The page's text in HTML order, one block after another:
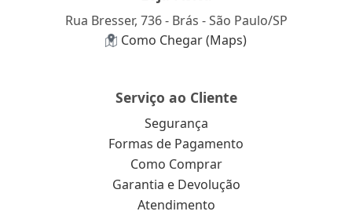
Rua Bresser, 736 - Brás - São Paulo/SP
Como Chegar (Maps)
Serviço ao Cliente
Segurança
Formas de Pagamento
Como Comprar
Garantia e Devolução
Atendimento